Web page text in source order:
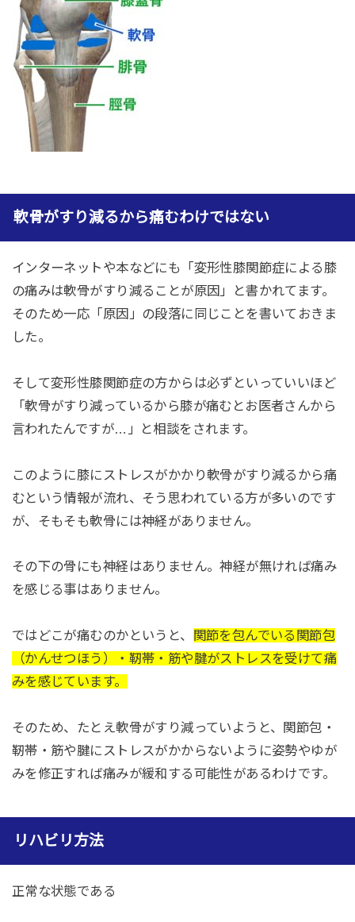
軟骨がすり減るから痛むわけではない
インターネットや本などにも「変形性膝関節症による膝
の痛みは軟骨がすり減ることが原因」と書かれてます。
そのため一応「原因」の段落に同じことを書いておきま
した。
そして変形性膝関節症の方からは必ずといっていいほど
「軟骨がすり減っているから膝が痛むとお医者さんから
言われたんですが…」と相談をされます。
このように膝にストレスがかかり軟骨がすり減るから痛
むという情報が流れ、そう思われている方が多いのです
が、そもそも軟骨には神経がありません。
その下の骨にも神経はありません。神経が無ければ痛み
を感じる事はありません。
ではどこが痛むのかというと、
関節を包んでいる関節包
（かんせつほう）・靭帯・筋や腱がストレスを受けて痛
みを感じています。
そのため、たとえ軟骨がすり減っていようと、関節包・
靭帯・筋や腱にストレスがかからないように姿勢やゆが
みを修正すれば痛みが緩和する可能性があるわけです。
リハビリ方法
正常な状態である